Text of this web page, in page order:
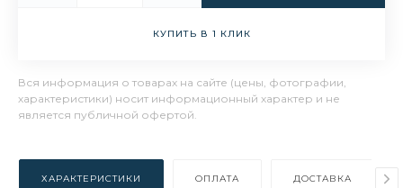
КУПИТЬ В 1 КЛИК
Вся информация о товарах на сайте (цены, фотографии,
характеристики) носит информационный характер и не
является публичной офертой.
ХАРАКТЕРИСТИКИ ОПЛАТА ДОСТАВКА